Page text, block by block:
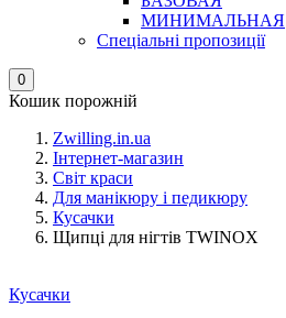
МИНИМАЛЬНАЯ
Спеціальні пропозиції
0
Кошик порожній
Zwilling.in.ua
Інтернет-магазин
Світ краси
Для манікюру і педикюру
Кусачки
Щипці для нігтів TWINOX
Кусачки